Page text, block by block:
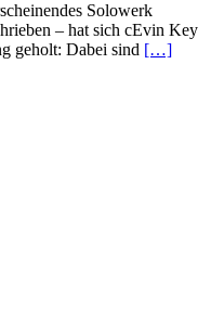
Solowerk
– hat sich cEvin Key
geholt: Dabei sind […]